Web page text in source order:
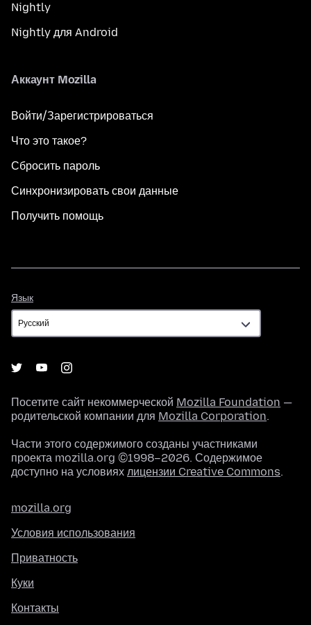
Nightly
Nightly для Android
Аккаунт Mozilla
Войти/Зарегистрироваться
Что это такое?
Сбросить пароль
Синхронизировать свои данные
Получить помощь
Язык
Посетите сайт некоммерческой Mozilla Foundation —
родительской компании для Mozilla Corporation.
Части этого содержимого созданы участниками
проекта mozilla.org ©1998–2026. Содержимое
доступно на условиях лицензии Creative Commons.
mozilla.org
Условия использования
Приватность
Куки
Контакты